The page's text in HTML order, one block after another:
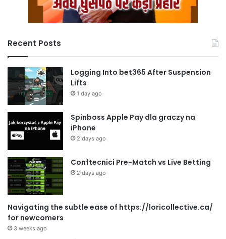
Recent Posts
Logging Into bet365 After Suspension
Lifts
1 day ago
Spinboss Apple Pay dla graczy na
iPhone
2 days ago
Conftecnici Pre-Match vs Live Betting
2 days ago
Navigating the subtle ease of https://loricollective.ca/
for newcomers
3 weeks ago